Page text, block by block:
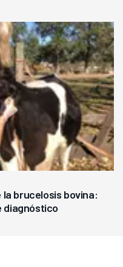
la brucelosis bovina:
diagnóstico